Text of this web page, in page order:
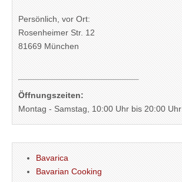
Persönlich, vor Ort:
Rosenheimer Str. 12
81669 München
Öffnungszeiten:
Montag - Samstag, 10:00 Uhr bis 20:00 Uhr
Bavarica
Bavarian Cooking